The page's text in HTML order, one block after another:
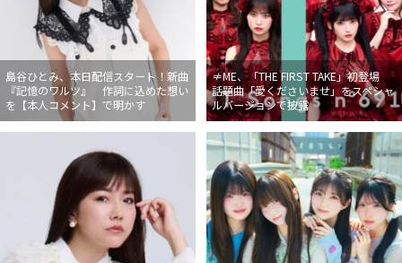
島谷ひとみ、本日配信スタート！新曲
『記憶のワルツ』 作詞に込めた想い
を【本人コメント】で明かす
≠ME、「THE FIRST TAKE」初登場
話題曲「愛くださいませ」をスペシャ
ルバージョンで披露